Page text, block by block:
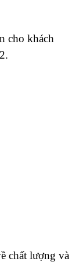
cho khách
chất lượng và